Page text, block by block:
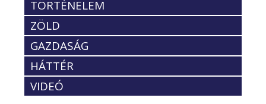
TÖRTÉNELEM
ZÖLD
GAZDASÁG
HÁTTÉR
VIDEÓ